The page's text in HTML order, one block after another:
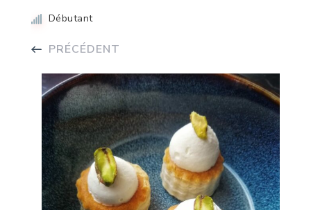
Débutant
PRÉCÉDENT